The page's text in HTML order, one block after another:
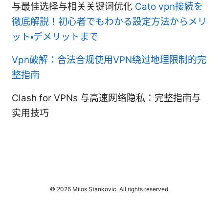
与最佳选择与相关关键词优化 Cato vpn接続を
徹底解説！初心者でもわかる設定方法からメリ
ット・デメリットまで
Vpn破解：合法合规使用VPN绕过地理限制的完
整指南
Clash for VPNs 与高速网络隐私：完整指南与
实用技巧
© 2026 Milos Stankovic. All rights reserved.